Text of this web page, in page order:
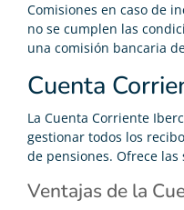
Comisiones en caso de
no se cumplen las
una comisión bancaria
Cuenta
La Cuenta Corriente
gestionar todos los
de pensiones. Ofrece
Ventajas de la